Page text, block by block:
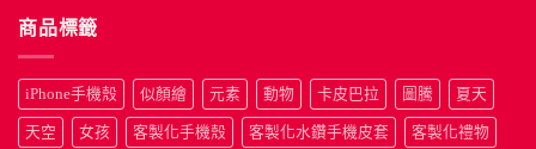
商品標籤
iPhone手機殼 似顏繪 元素 動物 卡皮巴拉 圖騰 夏天
天空 女孩 客製化手機殼 客製化水鑽手機皮套 客製化禮物